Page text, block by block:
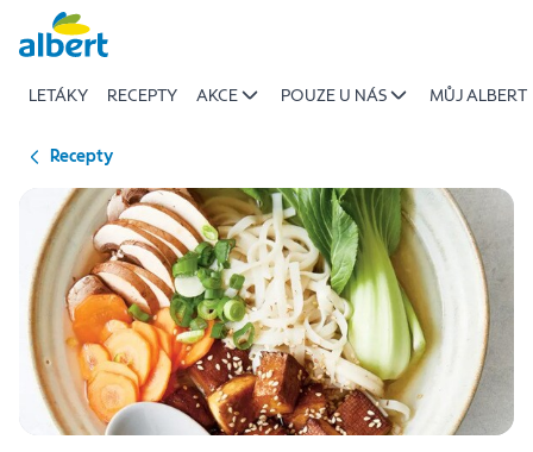
Přeskočit
LETÁKY RECEPTY AKCE POUZE U NÁS MŮJ ALBERT
Recepty